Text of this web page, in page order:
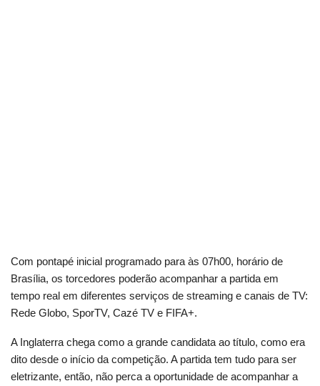
Com pontapé inicial programado para às 07h00, horário de
Brasília, os torcedores poderão acompanhar a partida em
tempo real em diferentes serviços de streaming e canais de TV:
Rede Globo, SporTV, Cazé TV e FIFA+.
A Inglaterra chega como a grande candidata ao título, como era
dito desde o início da competição. A partida tem tudo para ser
eletrizante, então, não perca a oportunidade de acompanhar a